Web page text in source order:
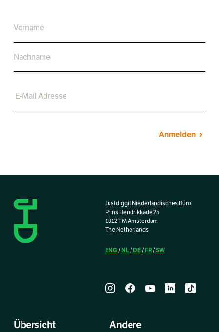
Anmelden
Justdiggit Niederländisches Büro
Prins Hendrikkade 25
1012 TM Amsterdam
The Netherlands
ENG / NL/ DE/ FR/SW
Übersicht Andere